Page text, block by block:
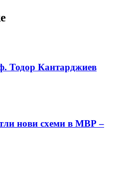
Тодор Кантарджиев
нови схеми в МВР –